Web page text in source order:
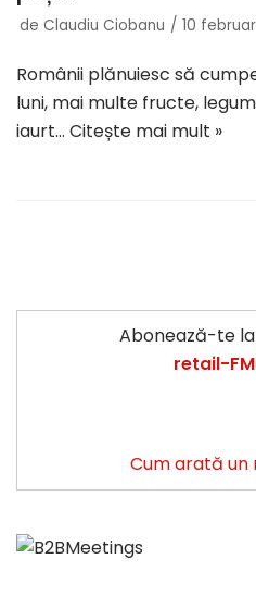
de Claudiu Ciobanu 10
Românii plănuiesc să
luni, mai multe fructe,
iaurt… Citește mai mult »
Abonează-te
retail-
Cum arată